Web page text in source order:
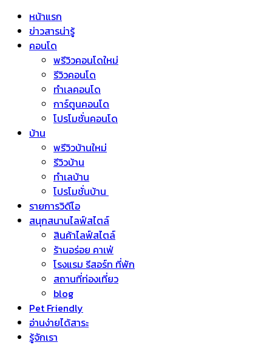
หน้าแรก
ข่าวสารน่ารู้
คอนโด
พรีวิวคอนโดใหม่
รีวิวคอนโด
ทำเลคอนโด
การ์ตูนคอนโด
โปรโมชั่นคอนโด
บ้าน
พรีวิวบ้านใหม่
รีวิวบ้าน
ทำเลบ้าน
โปรโมชั่นบ้าน
รายการวิดีโอ
สนุกสนานไลฟ์สไตล์
สินค้าไลฟ์สไตล์
ร้านอร่อย คาเฟ่
โรงแรม รีสอร์ท ที่พัก
สถานที่ท่องเที่ยว
blog
Pet Friendly
อ่านง่ายได้สาระ
รู้จักเรา